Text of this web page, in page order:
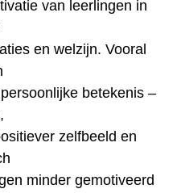
van leerlingen in
en welzijn. Vooral
betekenis –
zelfbeeld en
minder gemotiveerd